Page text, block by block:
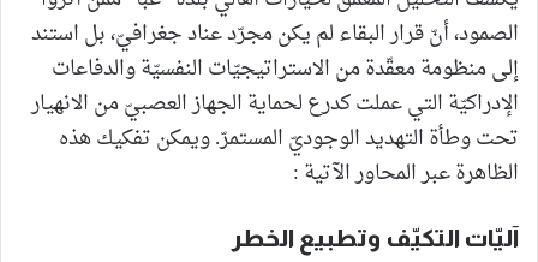
الصمود، أنّ قرار البقاء لم يكن مجرّد عناد جغرافيّ، بل استند
إلى منظومة معقّدة من الاستراتيجيّات النفسيّة والدفاعات
الإدراكيّة التي عملت كدرع لحماية الجهاز العصبيّ من الانهيار
تحت وطأة التهديد الوجوديّ المستمرّ. ويمكن تفكيك هذه
الظاهرة عبر المحاور الآتية :
آليّات التكيّف وتطبيع الخطر